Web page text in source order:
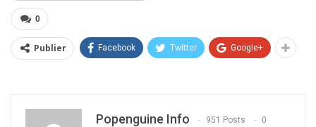
0
Publier Facebook Twitter Google+
Popenguine Info 951 Posts 0